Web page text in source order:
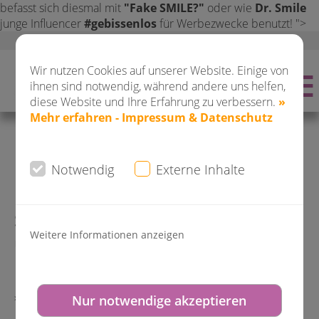
befasst sich diesmal mit "Fake SMILE?" oder wie Dr. Smile
junge Influencer#gebissenlosfür Werbezwecke benutzt! ">
Wir nutzen Cookies auf unserer Website. Einige von
ihnen sind notwendig, während andere uns helfen,
diese Website und Ihre Erfahrung zu verbessern. »
Mehr erfahren - Impressum & Datenschutz
Notwendig Externe Inhalte
Weitere Informationen anzeigen
Nur notwendige akzeptieren
Buchen Sie jetzt ONLINE Ihren
Beratungstermin:
Saarlandstr. 80 - 82
Sie müssen Externe Inhalte zulassen
um diesen Inhalt einsehen zu
» HIER ALLE COOKIES AKZEPTIEREN